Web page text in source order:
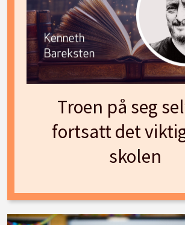
Troen på seg
fortsatt det
skolen